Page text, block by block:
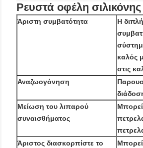
Ρευστά οφέλη
Άριστη συμβατότητα
Η
καλός
στις
Αναζωογόνηση
Μείωση του λιπαρού
συναισθήματος
Άριστος διασκορπίστε το